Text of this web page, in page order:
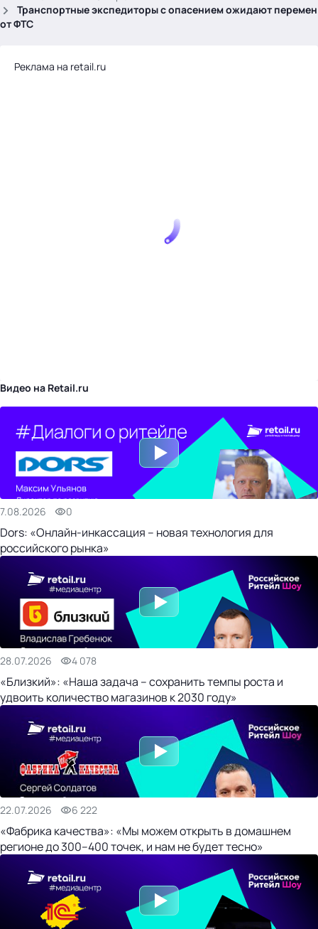
Транспортные экспедиторы с опасением ожидают перемен
от ФТС
Реклама на retail.ru
Видео на Retail.ru
7.08.2026 0
Dors: «Онлайн-инкассация – новая технология для
российского рынка»
28.07.2026 4 078
«Близкий»: «Наша задача – сохранить темпы роста и
удвоить количество магазинов к 2030 году»
22.07.2026 6 222
«Фабрика качества»: «Мы можем открыть в домашнем
регионе до 300–400 точек, и нам не будет тесно»